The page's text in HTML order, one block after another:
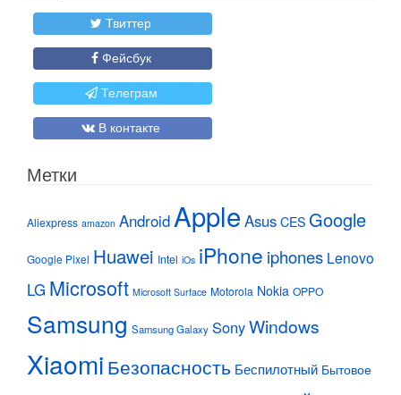
Твиттер
Фейсбук
Телеграм
В контакте
Метки
Aliexpress amazon Android Apple Asus CES Google
Google Pixel Huawei Intel iOs iPhone iphones Lenovo
LG Microsoft Microsoft Surface Motorola Nokia OPPO
Samsung Samsung Galaxy SonyWindows
Xiaomi Безопасность Беспилотный Бытовое